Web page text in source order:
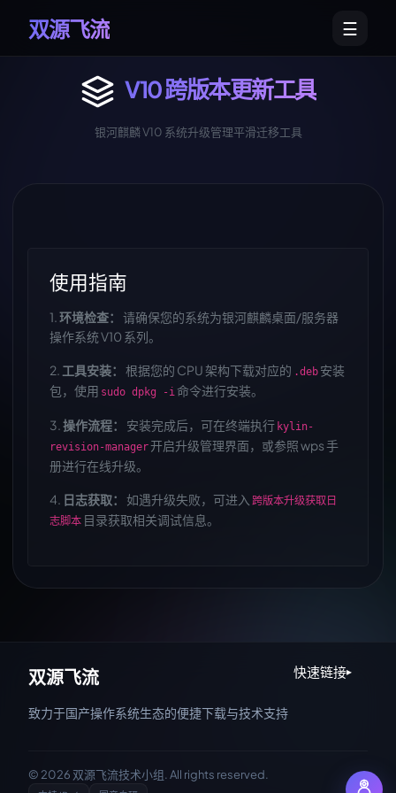
双源飞流 ☰
V10 跨版本更新工具
银河麒麟 V10 系统升级管理平滑迁移工具
使用指南
1.环境检查：
请确保您的系统为银河麒麟桌面/服务器
操作系统 V10 系列。
2. 工具安装： 根据您的 CPU 架构下载对应的 .deb 安装
包，使用 sudo dpkg -i 命令进行安装。
3.操作流程： 安装完成后，可在终端执行 kylin-
revision-manager开启升级管理界面，或参照 wps 手
册进行在线升级。
4. 日志获取： 如遇升级失败，可进入 跨版本升级获取日
志脚本 目录获取相关调试信息。
双源飞流
致力于国产操作系统生态的便捷下载与技术支持
快速链接▸
© 2026 双源飞流技术小组. All rights reserved.